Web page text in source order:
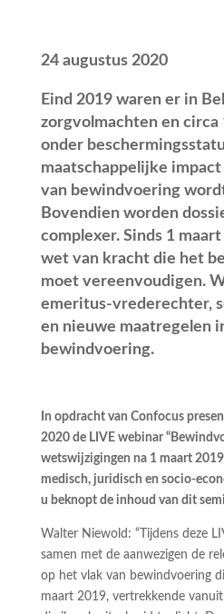
24 augustus 2020
Eind 2019 waren er in
zorgvolmachten en circa
onder
maatschappelijke
van bewindvoering
Bovendien worden
complexer. Sinds 1
wet van kracht die het
moet vereenvoudigen.
emeritus-vrederechter,
en nieuwe maatregelen
bewindvoering.
In opdracht van Confocus
2020 de LIVE webinar
wetswijzigingen na 1 maart
medisch, juridisch en socio-
u beknopt de inhoud van dit
Walter Niewold: “Tijdens deze
samen met de aanwezigen de
op het vlak van bewindvoering
maart 2019, vertrekkende